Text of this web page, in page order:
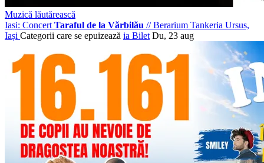
Muzică lăutărească
Iasi: Concert Taraful de la Vărbilău //Berarium Tankeria Ursus,
Iași Categorii care se epuizează ia Bilet Du, 23 aug